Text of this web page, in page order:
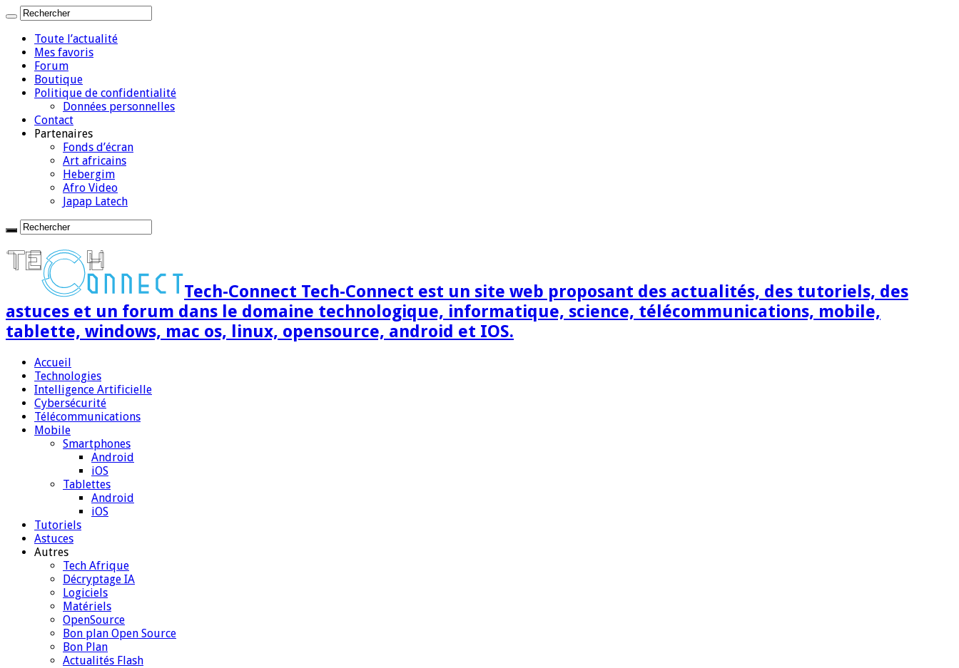
Toute l’actualité
Mes favoris
Forum
Boutique
Politique de confidentialité
Données personnelles
Contact
Partenaires
Fonds d’écran
Art africains
Hebergim
Afro Video
Japap Latech
Tech-Connect Tech-Connect est un site web proposant des actualités, des tutoriels, des
astuces et un forum dans le domaine technologique, informatique, science, télécommunications, mobile,
tablette, windows, mac os, linux, opensource, android et IOS.
Accueil
Technologies
Intelligence Artificielle
Cybersécurité
Télécommunications
Mobile
Smartphones
Android
iOS
Tablettes
Android
iOS
Tutoriels
Astuces
Autres
Tech Afrique
Décryptage IA
Logiciels
Matériels
OpenSource
Bon plan Open Source
Bon Plan
Actualités Flash